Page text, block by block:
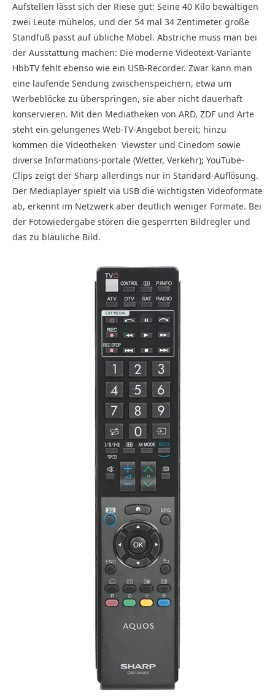
Aufstellen lässt sich der Riese gut: Seine 40 Kilo bewältigen
zwei Leute mühelos, und der 54 mal 34 Zentimeter große
Standfuß passt auf übliche Möbel. Abstriche muss man bei
der Ausstattung machen: Die moderne Videotext-Variante
HbbTV fehlt ebenso wie ein USB-Recorder. Zwar kann man
eine laufende Sendung zwischenspeichern, etwa um
Werbeblöcke zu überspringen, sie aber nicht dauerhaft
konservieren. Mit den Mediatheken von ARD, ZDF und Arte
steht ein gelungenes Web-TV-Angebot bereit; hinzu
kommen die Videotheken Viewster und Cinedom sowie
diverse Informations-portale (Wetter, Verkehr); YouTube-
Clips zeigt der Sharp allerdings nur in Standard-Auflösung.
Der Mediaplayer spielt via USB die wichtigsten Videoformate
ab, erkennt im Netzwerk aber deutlich weniger Formate. Bei
der Fotowiedergabe stören die gesperrten Bild­regler und
das zu bläuliche Bild.